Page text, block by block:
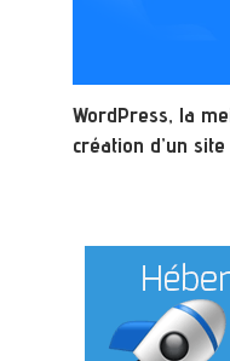
WordPress, la
création d’un site